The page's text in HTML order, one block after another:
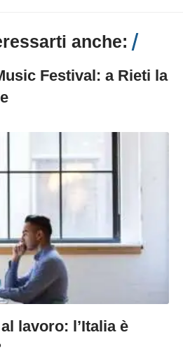
anche:
Festival: a Rieti la
lavoro: l’Italia è